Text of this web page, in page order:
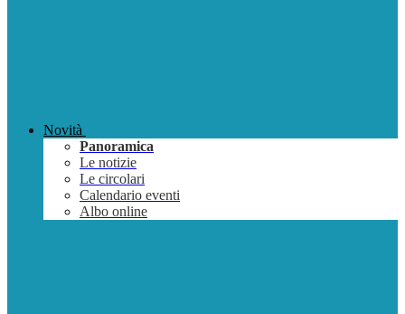
Novità
Panoramica
Le notizie
Le circolari
Calendario eventi
Albo online